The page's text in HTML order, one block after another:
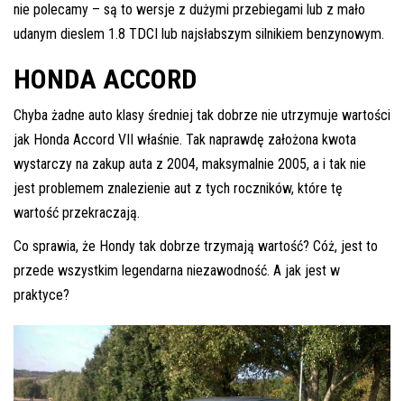
nie polecamy – są to wersje z dużymi przebiegami lub z mało
udanym dieslem 1.8 TDCI lub najsłabszym silnikiem benzynowym.
HONDA ACCORD
Chyba żadne auto klasy średniej tak dobrze nie utrzymuje wartości
jak Honda Accord VII właśnie. Tak naprawdę założona kwota
wystarczy na zakup auta z 2004, maksymalnie 2005, a i tak nie
jest problemem znalezienie aut z tych roczników, które tę
wartość przekraczają.
Co sprawia, że Hondy tak dobrze trzymają wartość? Cóż, jest to
przede wszystkim legendarna niezawodność. A jak jest w
praktyce?